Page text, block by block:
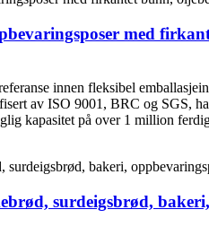
med
innen fleksibel
av ISO 9001, BRC og SGS,
kapasitet på over 1 million
surdeigsbrød,